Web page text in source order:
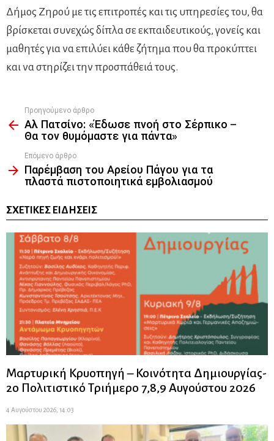
Δήμος Ζηρού με τις επιτροπές και τις υπηρεσίες του, θα
βρίσκεται συνεχώς δίπλα σε εκπαιδευτικούς, γονείς και
μαθητές για να επιλύει κάθε ζήτημα που θα προκύπτει
και να στηρίζει την προσπάθειά τους.
more
Προηγούμενο άρθρο
Αλ Πατσίνο: «Έδωσε πνοή στο Σέρπικο –
Θα τον θυμόμαστε για πάντα»
Επόμενο άρθρο
Παρέμβαση του Αρείου Πάγου για τα
πλαστά πιστοποιητικά εμβολιασμού
ΣΧΕΤΙΚΈΣ ΕΙΔΉΣΕΙΣ
Μαρτυρική Κρυοπηγή – Κοινότητα Δημιουργίας-
2ο Πολιτιστικό Τριήμερο 7,8,9 Αυγούστου 2026
4 Αυγούστου 2026, 14:03